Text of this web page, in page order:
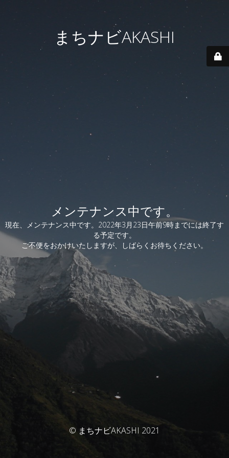
まちナビAKASHI
メンテナンス中です。
現在、メンテナンス中です。2022年3月23日午前9時までには終了す
る予定です。
ご不便をおかけいたしますが、しばらくお待ちください。
© まちナビAKASHI 2021